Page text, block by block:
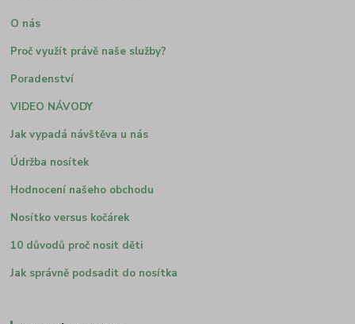
O nás
Proč využít právě naše služby?
Poradenství
VIDEO NÁVODY
Jak vypadá návštěva u nás
Údržba nosítek
Hodnocení našeho obchodu
Nosítko versus kočárek
10 důvodů proč nosit děti
Jak správně podsadit do nosítka